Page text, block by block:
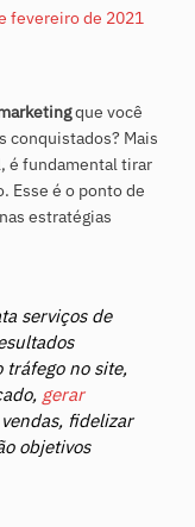
fevereiro de 2021
que você
conquistados? Mais
é fundamental tirar
Esse é o ponto de
estratégias
serviços de
tráfego no site,
gerar
fidelizar
objetivos